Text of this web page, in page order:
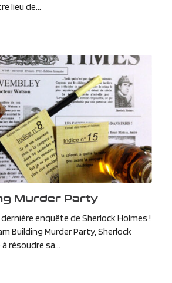
lieu de...
Murder Party
enquête de Sherlock Holmes !
Building Murder Party, Sherlock
résoudre sa...